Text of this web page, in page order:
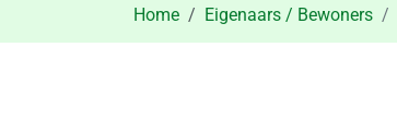
Home Eigenaars / Bewoners